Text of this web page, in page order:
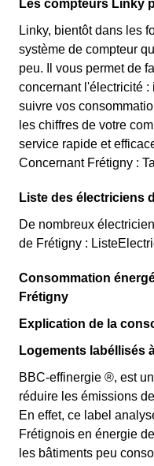
Les compteurs Linky
Linky, bientôt dans les
système de compteur
peu. Il vous permet de
concernant l'électricité
suivre vos
les chiffres de votre
service rapide et
Concernant Frétigny :
Liste des électriciens
De nombreux
de Frétigny :
Consommation
Frétigny
Explication de la
Logements labéllisés
BBC-effinergie ®, est
réduire les émissions
En effet, ce label
Frétignois en énergie
les bâtiments peu